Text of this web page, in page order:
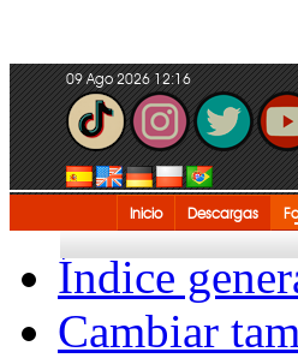
09 Ago 2026 12:16
Inicio Descargas
Índice
Cambiar